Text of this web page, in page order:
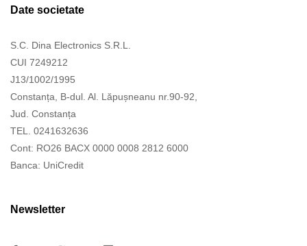
Date societate
S.C. Dina Electronics S.R.L.
CUI 7249212
J13/1002/1995
Constanța, B-dul. Al. Lăpușneanu nr.90-92,
Jud. Constanța
TEL. 0241632636
Cont: RO26 BACX 0000 0008 2812 6000
Banca: UniCredit
Newsletter